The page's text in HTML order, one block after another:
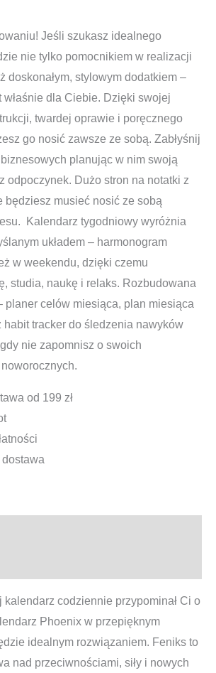
Jeśli szukasz idealnego
nie tylko pomocnikiem w realizacji
doskonałym, stylowym dodatkiem –
właśnie dla Ciebie. Dzięki swojej
twardej oprawie i poręcznego
go nosić zawsze ze sobą. Zabłyśnij
planując w nim swoją
odpoczynek. Dużo stron na notatki z
będziesz musieć nosić ze sobą
Kalendarz tygodniowy wyróżnia
układem – harmonogram
w weekendu, dzięki czemu
studia, naukę i relaks. Rozbudowana
planer celów miesiąca, plan miesiąca
habit tracker do śledzenia nawyków
nie zapomnisz o swoich
od 199 zł
dostawa
kalendarz codziennie przypominał Ci o
Phoenix w przepięknym
idealnym rozwiązaniem. Feniks to
nad przeciwnościami, siły i nowych